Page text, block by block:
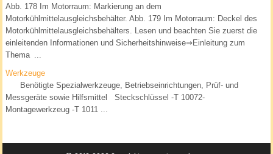
Abb. 178 Im Motorraum: Markierung an dem
Motorkühlmittelausgleichsbehälter. Abb. 179 Im Motorraum: Deckel des
Motorkühlmittelausgleichsbehälters. Lesen und beachten Sie zuerst die
einleitenden Informationen und Sicherheitshinweise⇒Einleitung zum
Thema ...
Werkzeuge
Benötigte Spezialwerkzeuge, Betriebseinrichtungen, Prüf- und
Messgeräte sowie Hilfsmittel Steckschlüssel -T 10072-
Montagewerkzeug -T 1011 ...